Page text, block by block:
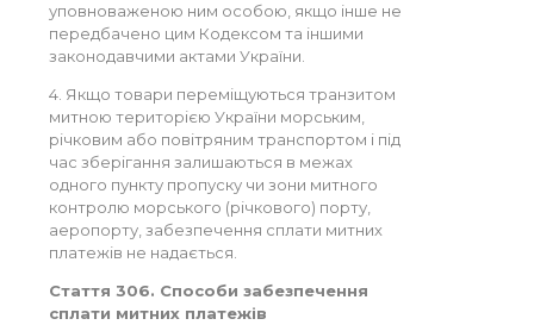
уповноваженою ним особою, якщо інше не
передбачено цим Кодексом та іншими
законодавчими актами України.
4. Якщо товари переміщуються транзитом
митною територією України морським,
річковим або повітряним транспортом і під
час зберігання залишаються в межах
одного пункту пропуску чи зони митного
контролю морського (річкового) порту,
аеропорту, забезпечення сплати митних
платежів не надається.
Стаття 306. Способи забезпечення
сплати митних платежів